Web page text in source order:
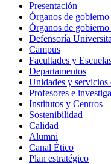
Presentación
Órganos de
Órganos de
Defensoría
Campus
Facultades y
Departamentos
Unidades y servicios
Profesores e
Institutos y Centros
Sostenibilidad
Calidad
Alumni
Canal Ético
Plan estratégico